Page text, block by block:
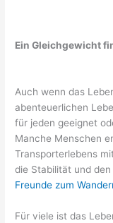
Ein Gleichgewicht
Auch wenn das
abenteuerlichen
für jeden geeignet
Manche Menschen
Transporterlebens
die Stabilität und
Freunde zum
Für viele ist das